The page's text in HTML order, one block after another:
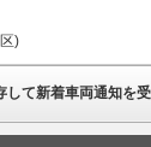
)
して新着車両通知を